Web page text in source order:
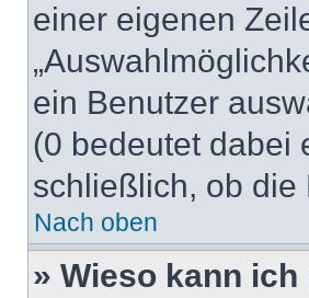
einer eigenen
ein Benutzer
(0 bedeutet dabei
schließlich, ob die
Nach oben
» Wieso kann